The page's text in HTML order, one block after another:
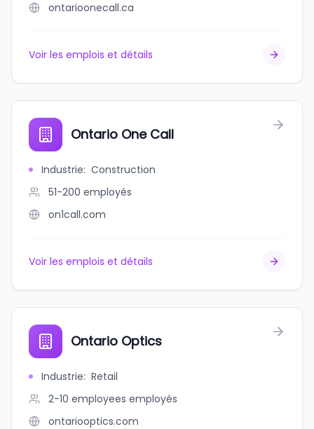
ontarioonecall.ca
Voir les emplois et détails
Ontario One Call
Industrie: Construction
51-200 employés
on1call.com
Voir les emplois et détails
Ontario Optics
Industrie: Retail
2-10 employees employés
ontariooptics.com